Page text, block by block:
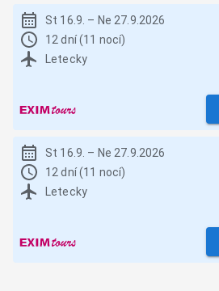
St 16.9. – Ne 27.9.2026
12 dní (11 nocí)
Letecky
St 16.9. – Ne 27.9.2026
12 dní (11 nocí)
Letecky